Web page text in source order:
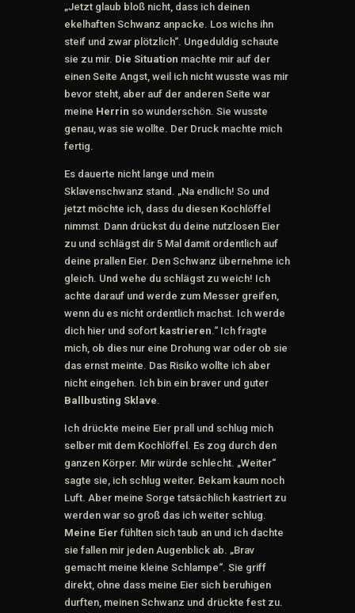
„Jetzt glaub bloß nicht, dass ich deinen
ekelhaften Schwanz anpacke. Los wichs ihn
steif und zwar plötzlich“. Ungeduldig schaute
sie zu mir. Die Situation machte mir auf der
einen Seite Angst, weil ich nicht wusste was mir
bevor steht, aber auf der anderen Seite war
meine Herrin so wunderschön. Sie wusste
genau, was sie wollte. Der Druck machte mich
fertig.
Es dauerte nicht lange und mein
Sklavenschwanz stand. „Na endlich! So und
jetzt möchte ich, dass du diesen Kochlöffel
nimmst. Dann drückst du deine nutzlosen Eier
zu und schlägst dir 5 Mal damit ordentlich auf
deine prallen Eier. Den Schwanz übernehme ich
gleich. Und wehe du schlägst zu weich! Ich
achte darauf und werde zum Messer greifen,
wenn du es nicht ordentlich machst. Ich werde
dich hier und sofort kastrieren.“ Ich fragte
mich, ob dies nur eine Drohung war oder ob sie
das ernst meinte. Das Risiko wollte ich aber
nicht eingehen. Ich bin ein braver und guter
Ballbusting Sklave.
Ich drückte meine Eier prall und schlug mich
selber mit dem Kochlöffel. Es zog durch den
ganzen Körper. Mir würde schlecht. „Weiter“
sagte sie, ich schlug weiter. Bekam kaum noch
Luft. Aber meine Sorge tatsächlich kastriert zu
werden war so groß das ich weiter schlug.
Meine Eier fühlten sich taub an und ich dachte
sie fallen mir jeden Augenblick ab. „Brav
gemacht meine kleine Schlampe“. Sie griff
direkt, ohne dass meine Eier sich beruhigen
durften, meinen Schwanz und drückte fest zu.